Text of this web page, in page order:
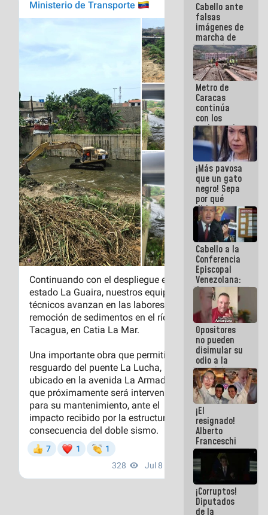
Cabello ante
falsas
imágenes de
marcha de
extremistas:
Son unos
coberos,
viven de la
mentira
Metro de
Caracas
continúa
con los
trabajos de
mantenimiento
e inspección
en la Línea 2
¡Más pavosa
que un gato
negro! Sepa
por qué
dirigentes
opositores
se
desmarcan
de La Sayo
Cabello a la
Conferencia
Episcopal
Venezolana:
Son unos
inmorales,
ni una
botella de
agua han
llevado
Opositores
no pueden
disimular su
odio a la
paz del
pueblo
¡El
resignado!
Alberto
Franceschi
muestra su
frustración
ante
burguesía
de siempre
¡Corruptos!
Diputados
de la